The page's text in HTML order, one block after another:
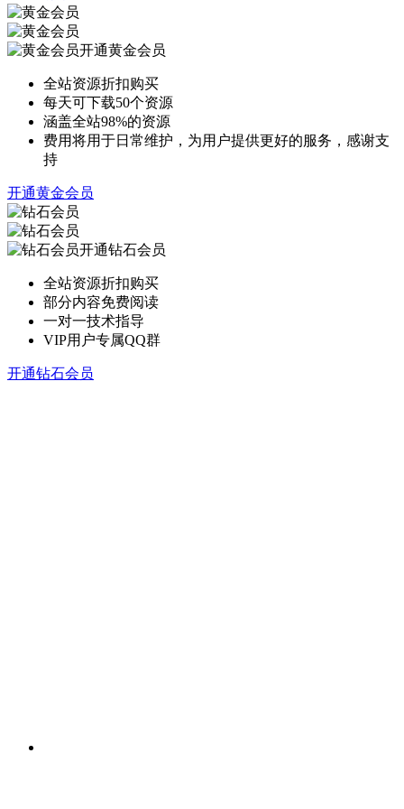
开通黄金会员
全站资源折扣购买
每天可下载50个资源
涵盖全站98%的资源
费用将用于日常维护，为用户提供更好的服务，感谢支
持
开通黄金会员
开通钻石会员
全站资源折扣购买
部分内容免费阅读
一对一技术指导
VIP用户专属QQ群
开通钻石会员